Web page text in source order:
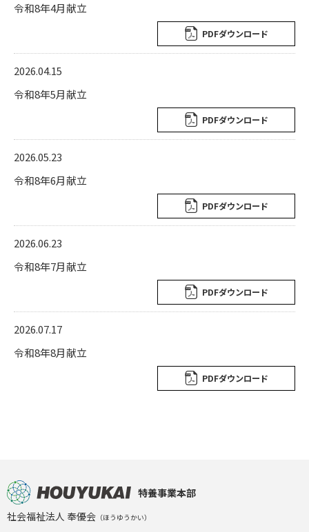
令和8年4月献立
PDFダウンロード
2026.04.15
令和8年5月献立
PDFダウンロード
2026.05.23
令和8年6月献立
PDFダウンロード
2026.06.23
令和8年7月献立
PDFダウンロード
2026.07.17
令和8年8月献立
PDFダウンロード
特養事業本部
社会福祉法人 奉優会 （ほうゆうかい）